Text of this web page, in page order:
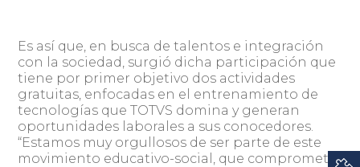
Es así que, en busca de talentos e integración
con la sociedad, surgió dicha participación que
tiene por primer objetivo dos actividades
gratuitas, enfocadas en el entrenamiento de
tecnologías que TOTVS domina y generan
oportunidades laborales a sus conocedores.
“Estamos muy orgullosos de ser parte de este
movimiento educativo-social, que compromete